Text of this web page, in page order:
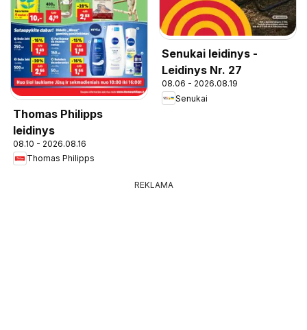
Thomas Philipps
leidinys
08.10 - 2026.08.16
Thomas Philipps
Senukai leidinys -
Leidinys Nr. 27
08.06 - 2026.08.19
Senukai
REKLAMA